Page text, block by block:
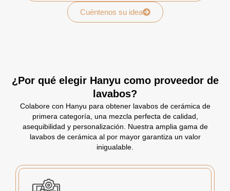
Cuéntenos su idea
¿Por qué elegir Hanyu como proveedor de
lavabos?
Colabore con Hanyu para obtener lavabos de cerámica de
primera categoría, una mezcla perfecta de calidad,
asequibilidad y personalización. Nuestra amplia gama de
lavabos de cerámica al por mayor garantiza un valor
inigualable.